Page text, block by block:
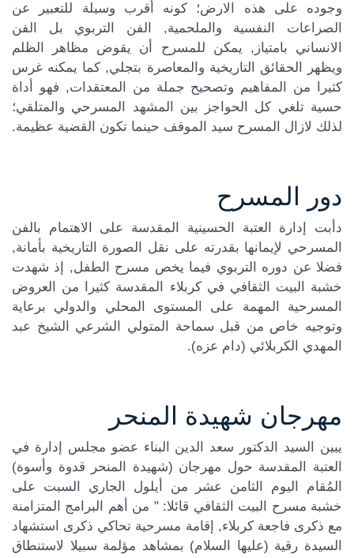
الموضوع
وجوده على هذه الارض؛ كونه أقرب وسيلة للتعبير عن
الصراعات النفسية والملحمية, الفن التربوي بل الفن
الانساني بامتياز, يمكن للمسرح أن يقوض مظاهر الظلم
ويظهر الحقائق التاريخية والمعاصرة بتجلي, كما يمكنه غرس
كثيرا من المفاهيم وتصحيح جملة من المعتقدات, فهو أداة
حسية تلغي كل الحواجز بين المشهد المسرحي والمتلقي؛
لذلك لازال المسرح سيد الموقف حينما تكون القضية عظيمة.
دور المسرح
دأبت إدارة العتبة الحسينية المقدسة على الاهتمام بالفن
المسرحي لإيمانها بقدرته على نقل الصورة التاريخية بأمانة,
فضلا عن دوره التربوي فيما يخص مسرح الطفل, إذ شهدت
خشبة البيت الثقافي في كربلاء المقدسة كثيرا من العروض
المسرحية المهمة على المستوى المحلي والدولي برعاية
وتوجيه خاص من قبل سماحة المتولي الشرعي الشيخ عبد
المهدي الكربلائي (دام عزه).
مهرجان شهيدة المنحر
يبين السيد الدكتور سعد الدين البناء عضو مجلس إدارة في
العتبة المقدسة حول مهرجان (شهيدة المنحر قدوة وأسوة)
المُقام اليوم الثامن عشر من أيلول الجاري السبت على
خشبة مسرح البيت الثقافي قائلا: " من أهم البرامج المتزامنة
مع ذكرى فاجعة كربلاء, إقامة مسرحية تحاكي ذكرى استشهاد
السيدة رقية (عليها السلام) بمشاهد مؤلمة سبيلا لاستنطاق